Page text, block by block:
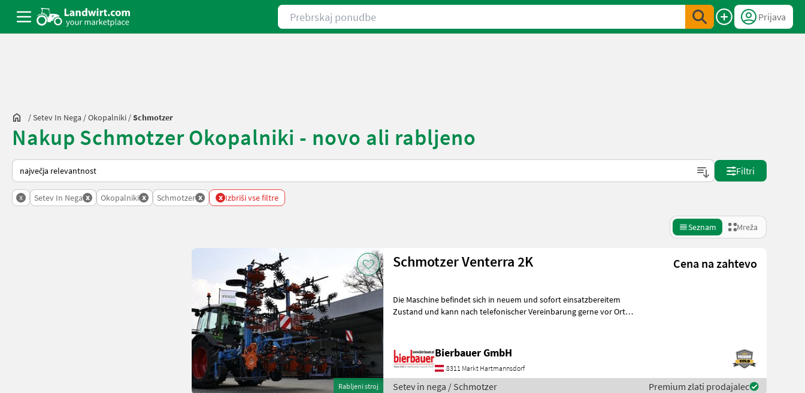
Prebrskaj ponudbe
Prijava
/Setev In Nega /Okopalniki /Schmotzer
Nakup Schmotzer Okopalniki - novo ali rabljeno
Tako je razvrščeno na Landwirt.com
Filtri
x Setev In Nega x Okopalniki x Schmotzer x x Izbriši vse filtre
Seznam Mreža
Rabljeni stroj
Schmotzer Venterra 2K Cena na zahtevo
Die Maschine befindet sich in neuem und sofort einsatzbereitem
Zustand und kann nach telefonischer Vereinbarung gerne vor Ort
Bierbauer GmbH
8311 Markt Hartmannsdorf
Setev in nega / Schmotzer Premium zlati prodajalec